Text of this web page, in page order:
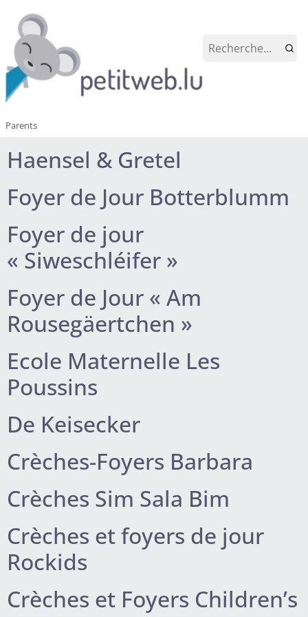
Parents
Haensel & Gretel
Foyer de Jour Botterblumm
Foyer de jour
« Siweschléifer »
Foyer de Jour « Am
Rousegäertchen »
Ecole Maternelle Les
Poussins
De Keisecker
Crèches-Foyers Barbara
Crèches Sim Sala Bim
Crèches et foyers de jour
Rockids
Crèches et Foyers Children’s